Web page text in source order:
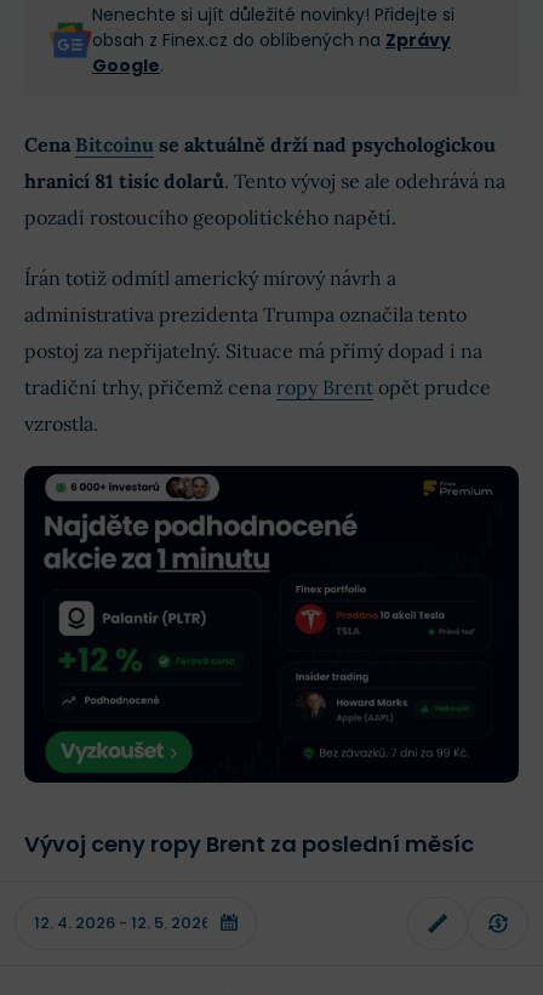
Nenechte si ujít důležité novinky! Přidejte si
obsah z Finex.cz do oblíbených na Zprávy
Google.
Cena Bitcoinu se aktuálně drží nad psychologickou
hranicí 81 tisíc dolarů. Tento vývoj se ale odehrává na
pozadí rostoucího geopolitického napětí.
Írán totiž odmítl americký mírový návrh a
administrativa prezidenta Trumpa označila tento
postoj za nepřijatelný. Situace má přímý dopad i na
tradiční trhy, přičemž cena ropy Brent opět prudce
vzrostla.
Vývoj ceny ropy Brent za poslední měsíc